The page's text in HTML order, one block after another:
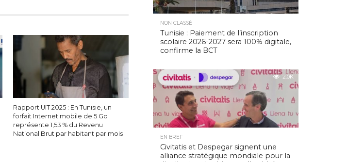
Rapport UIT 2025 : En Tunisie, un
forfait Internet mobile de 5 Go
représente 1,53 % du Revenu
National Brut par habitant par mois
NON CLASSÉ
Tunisie : Paiement de l’inscription
scolaire 2026-2027 sera 100% digitale,
confirme la BCT
2.0K
EN BREF
Civitatis et Despegar signent une
alliance stratégique mondiale pour la